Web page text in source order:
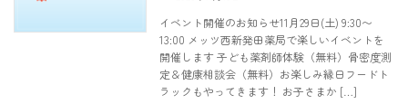
イベント開催のお知らせ11月29日(土) 9:30〜
13:00 メッツ西新発田薬局で楽しいイベントを
開催します 子ども薬剤師体験（無料）骨密度測
定＆健康相談会（無料）お楽しみ縁日フードト
ラックもやってきます！ お子さまか […]